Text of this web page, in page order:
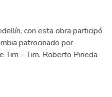
con esta obra participó
patrocinado por
Tim – Tim. Roberto Pineda